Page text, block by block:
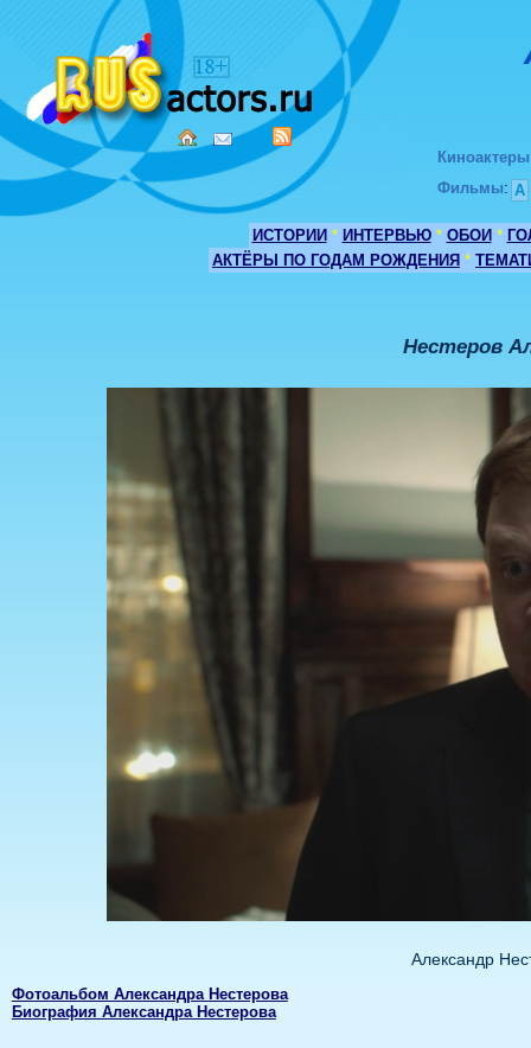
Киноактеры
Фильмы: А
ИСТОРИИ * ИНТЕРВЬЮ * ОБОИ *
АКТЁРЫ ПО ГОДАМ РОЖДЕНИЯ *
Нестеров
Александр
Фотоальбом Александра Нестерова
Биография Александра Нестерова